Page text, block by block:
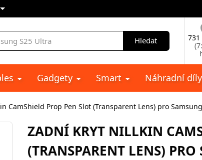
Hledat
731
Gadgety Smart Náhradní díly
CamShield Prop Pen Slot (Transparent Lens) pro
ZADNÍ KRYT NILLKIN
(TRANSPARENT LENS)